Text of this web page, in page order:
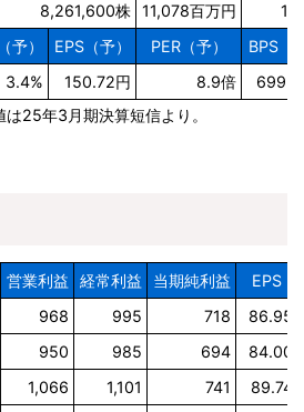
8,261,600株 11,078百万円
予） EPS（予） PER（予）
BPS（
3.4% 150.72円 8.9倍
25年3月期決算短信より。
営業利益 経常利益 当期純利益
EPS
968 995 718 86.95
950 985 694 84.00
1,066 1,101 741 89.74